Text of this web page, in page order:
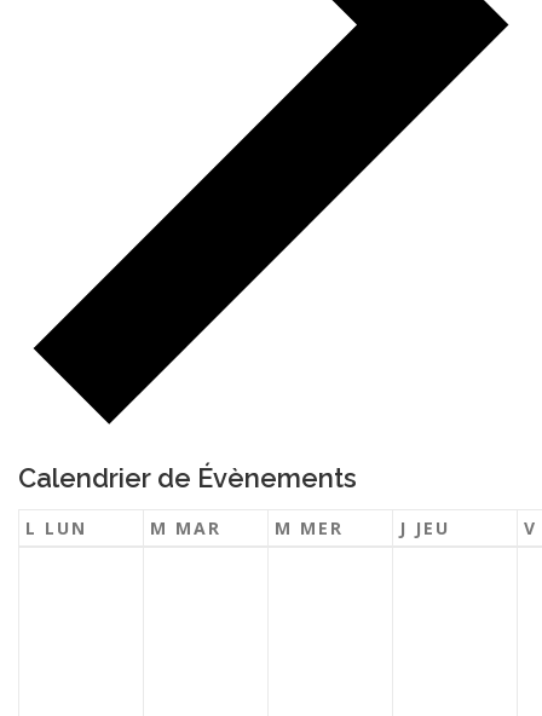
Calendrier de Évènements
L LUN M MAR M MER J JEU